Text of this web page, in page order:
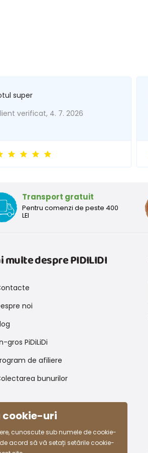
super
verificat, 4. 7. 2026
Transport gratuit
Pentru comenzi de peste 400
LEI
multe despre PIDILIDI
noi
gros PiDiLiDi
de afiliere
bunurilor
cookie-uri
cunoscute sub numele de cookie-
acord să vă setați setările cookie-